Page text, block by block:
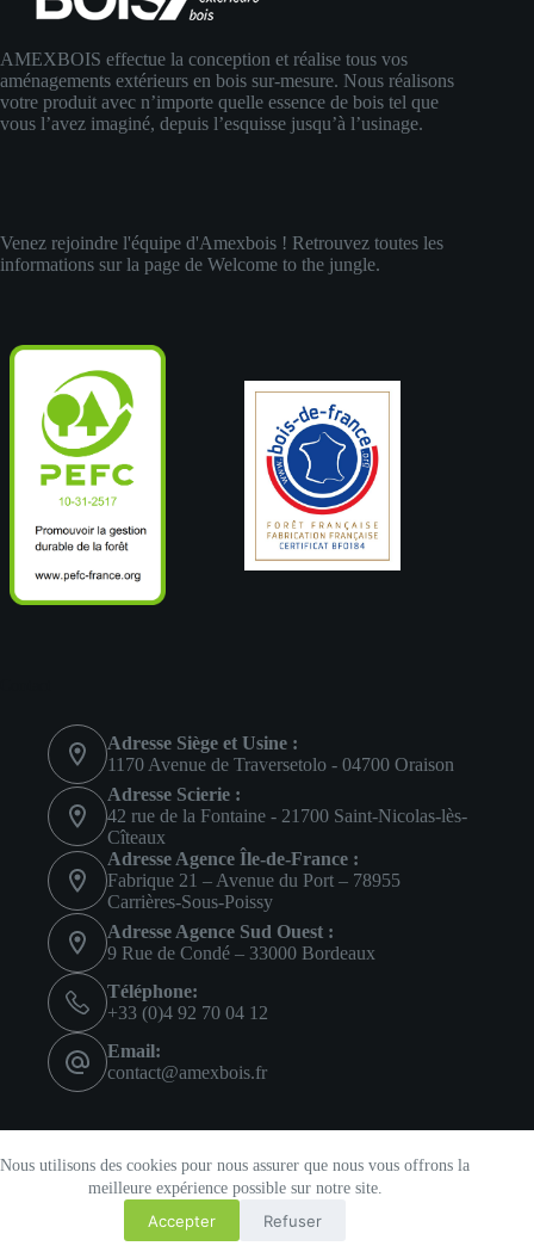
Nous utilisons des cookies pour nous assurer que nous vous offrons la
meilleure expérience possible sur notre site.
Accepter Refuser
AMEXBOIS effectue la conception et réalise tous vos
aménagements extérieurs en bois sur-mesure. Nous réalisons
votre produit avec n’importe quelle essence de bois tel que
vous l’avez imaginé, depuis l’esquisse jusqu’à l’usinage.
Venez rejoindre l'équipe d'Amexbois ! Retrouvez toutes les
informations sur la page de Welcome to the jungle.
Adresse Siège et Usine :
1170 Avenue de Traversetolo - 04700 Oraison
Adresse Scierie :
42 rue de la Fontaine - 21700 Saint-Nicolas-lès-
Cîteaux
Adresse Agence Île-de-France :
Fabrique 21 – Avenue du Port – 78955
Carrières-Sous-Poissy
Adresse Agence Sud Ouest :
9 Rue de Condé – 33000 Bordeaux
Téléphone:
+33 (0)4 92 70 04 12
Email:
contact@amexbois.fr
© Copyright 2026 Amexbois Tous droits réservés -